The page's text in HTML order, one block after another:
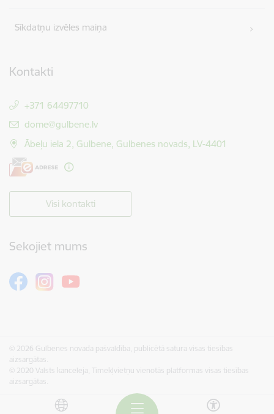
Sīkdatņu izvēles maiņa
Kontakti
+371 64497710
E-pasts:
dome@gulbene.lv
Ābeļu iela 2, Gulbene, Gulbenes novads, LV-4401
Visi kontakti
Sekojiet mums
© 2026 Gulbenes novada pašvaldība, publicētā satura visas tiesības
aizsargātas.
© 2020 Valsts kanceleja, Tīmekļvietņu vienotās platformas visas tiesības
aizsargātas.